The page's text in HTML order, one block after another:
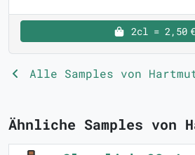
2cl = 2,50 €
Alle Samples von
Ähnliche Samples von